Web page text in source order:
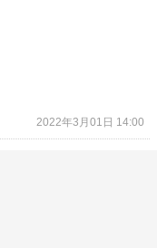
2022年3月01日 14:00